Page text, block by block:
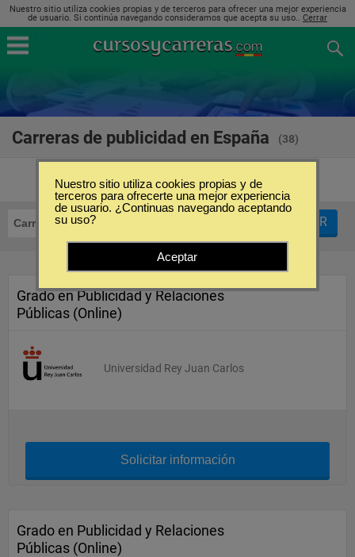
Nuestro sitio utiliza cookies propias y de terceros para ofrecer una mejor experiencia
de usuario. Si continúa navegando consideramos que acepta su uso.. Cerrar
Carreras de publicidad en España (38)
Carreras FILTRAR
Grado en Publicidad y Relaciones
Públicas (Online)
Universidad Rey Juan Carlos
Solicitar información
Grado en Publicidad y Relaciones
Públicas (Online)
Nuestro sitio utiliza cookies propias y de
terceros para ofrecerte una mejor experiencia
de usuario. ¿Continuas navegando aceptando
su uso?
Aceptar